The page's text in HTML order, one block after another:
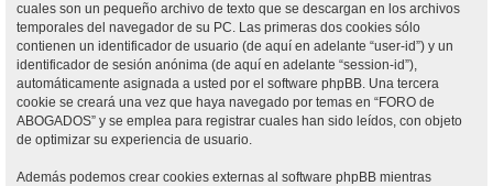
cuales son un pequeño archivo de texto que se descargan en los archivos
temporales del navegador de su PC. Las primeras dos cookies sólo
contienen un identificador de usuario (de aquí en adelante “user-id”) y un
identificador de sesión anónima (de aquí en adelante “session-id”),
automáticamente asignada a usted por el software phpBB. Una tercera
cookie se creará una vez que haya navegado por temas en “FORO de
ABOGADOS” y se emplea para registrar cuales han sido leídos, con objeto
de optimizar su experiencia de usuario.
Además podemos crear cookies externas al software phpBB mientras